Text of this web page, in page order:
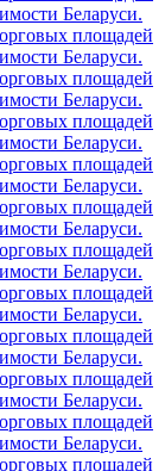
Беларуси.
площадей
Беларуси.
площадей
Беларуси.
площадей
Беларуси.
площадей
Беларуси.
площадей
Беларуси.
площадей
Беларуси.
площадей
Беларуси.
площадей
Беларуси.
площадей
Беларуси.
площадей
Беларуси.
площадей